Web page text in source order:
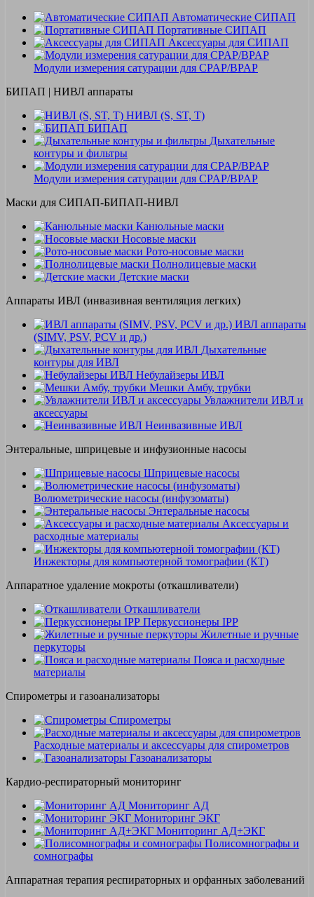
Автоматические СИПАП
Портативные СИПАП
Аксессуары для СИПАП
Модули измерения сатурации для CPAP/BPAP
БИПАП | НИВЛ аппараты
НИВЛ (S, ST, T)
БИПАП
Дыхательные
контуры и фильтры
Модули измерения сатурации для CPAP/BPAP
Маски для СИПАП-БИПАП-НИВЛ
Канюльные маски
Носовые маски
Рото-носовые маски
Полнолицевые маски
Детские маски
Аппараты ИВЛ (инвазивная вентиляция легких)
ИВЛ аппараты
(SIMV, PSV, PCV и др.)
Дыхательные
контуры для ИВЛ
Небулайзеры ИВЛ
Мешки Амбу, трубки
Увлажнители ИВЛ и
аксессуары
Неинвазивные ИВЛ
Энтеральные, шприцевые и инфузионные насосы
Шприцевые насосы
Волюметрические насосы (инфузоматы)
Энтеральные насосы
Аксессуары и
расходные материалы
Инжекторы для компьютерной томографии (КТ)
Аппаратное удаление мокроты (откашливатели)
Откашливатели
Перкуссионеры IPP
Жилетные и ручные
перкуторы
Пояса и расходные
материалы
Спирометры и газоанализаторы
Спирометры
Расходные материалы и аксессуары для спирометров
Газоанализаторы
Кардио-респираторный мониторинг
Мониторинг АД
Мониторинг ЭКГ
Мониторинг АД+ЭКГ
Полисомнографы и
сомнографы
Аппаратная терапия респираторных и орфанных заболеваний